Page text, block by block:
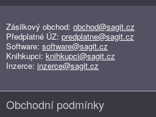
Zásilkový obchod: obchod@sagit.cz
Předplatné ÚZ: predplatne@sagit.cz
Software: software@sagit.cz
Knihkupci: knihkupci@sagit.cz
Inzerce: inzerce@sagit.cz
Obchodní podmínky